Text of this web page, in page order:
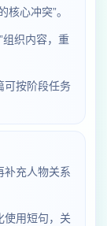
心冲突”。
织内容，重
可按阶段任务
补充人物关系
使用短句，关